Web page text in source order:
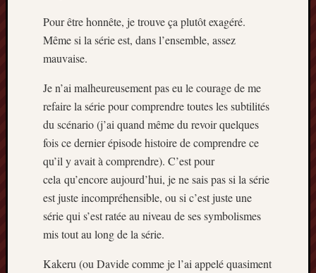
Pour être honnête, je trouve ça plutôt exagéré.
Même si la série est, dans l’ensemble, assez
mauvaise.
Je n’ai malheureusement pas eu le courage de me
refaire la série pour comprendre toutes les subtilités
du scénario (j’ai quand même du revoir quelques
fois ce dernier épisode histoire de comprendre ce
qu’il y avait à comprendre). C’est pour
cela qu’encore aujourd’hui, je ne sais pas si la série
est juste incompréhensible, ou si c’est juste une
série qui s’est ratée au niveau de ses symbolismes
mis tout au long de la série.
Kakeru (ou Davide comme je l’ai appelé quasiment